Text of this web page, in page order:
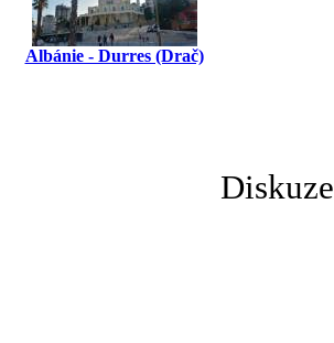
Albánie - Durres (Drač)
Diskuze